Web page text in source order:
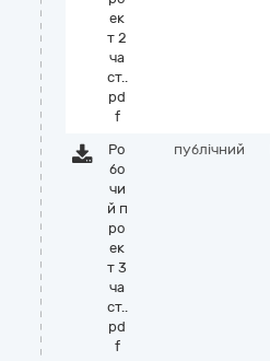
ек
т 2
ча
ст..
pd
f
Ро
бо
чи
й п
ро
ек
т 3
ча
ст..
pd
f
публічний